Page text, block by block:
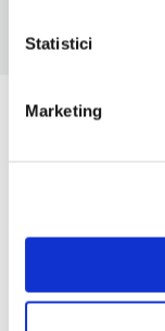
Statistici
Marketing